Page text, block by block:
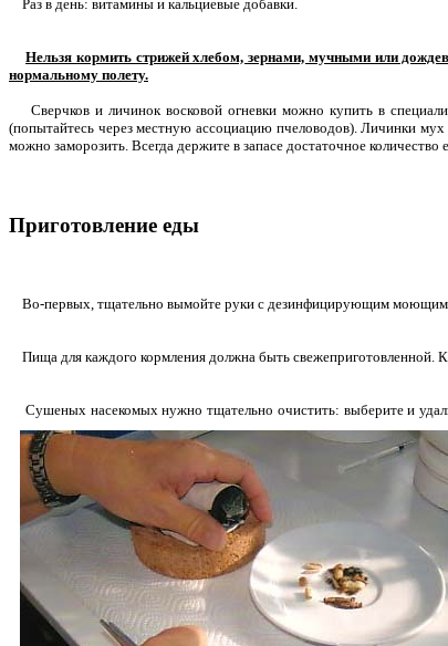
Раз в день: витамины и кальциевые добавки.
Нельзя кормить стрижей хлебом, зернами, мучными или
нормальному полету.
Сверчков и личинок восковой огневки можно купить в
(попытайтесь через местную ассоциацию пчеловодов). Личинки
можно заморозить. Всегда держите в запасе достаточное количество
Приготовление еды
Во-первых, тщательно вымойте руки с дезинфицирующим моющим
Пища для каждого кормления должна быть свежеприготовленной.
Сушеных насекомых нужно тщательно очистить: выберите и